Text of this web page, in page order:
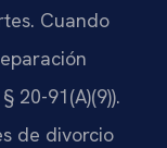
Cuando
20-91(A)(9)).
de divorcio